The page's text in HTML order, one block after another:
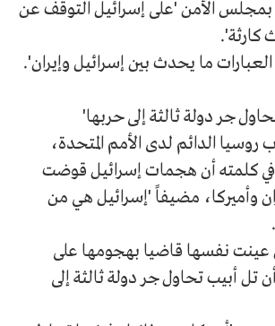
الأمن 'على إسرائيل التوقف عن
كارثة'.
ما يحدث بين إسرائيل وإيران'.
جر دولة ثالثة إلى حربها'
الدائم لدى الأمم المتحدة،
في كلمته أن هجمات إسرائيل قوضت
وأميركا، مضيفاً 'إسرائيل هي من
عينت نفسها قاضيا بهجومها على
تل أبيب تحاول جر دولة ثالثة إلى